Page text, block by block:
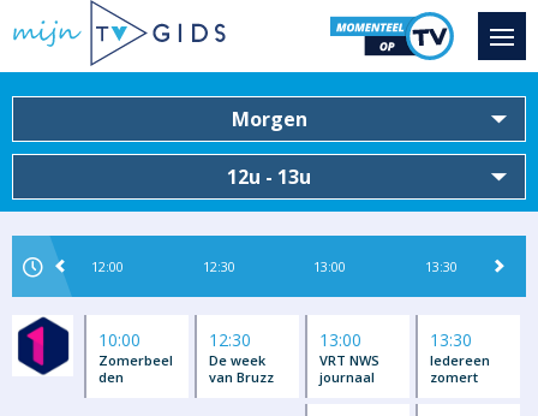
Morgen
12u - 13u
12:00 12:30 13:00 13:30
10:00
Zomerbeel
den
12:30
De week
van Bruzz
13:00
VRT NWS
journaal
13:30
Iedereen
zomert